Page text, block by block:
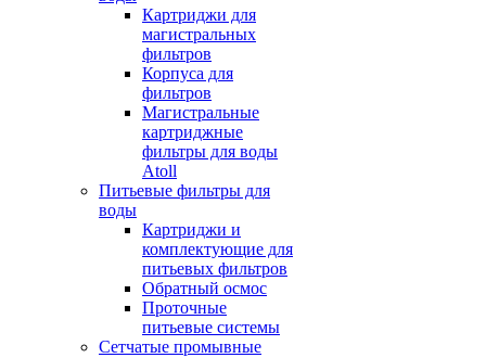
Картриджи для
магистральных
фильтров
Корпуса для
фильтров
Магистральные
картриджные
фильтры для воды
Atoll
Питьевые фильтры для
воды
Картриджи и
комплектующие для
питьевых фильтров
Обратный осмос
Проточные
питьевые системы
Сетчатые промывные